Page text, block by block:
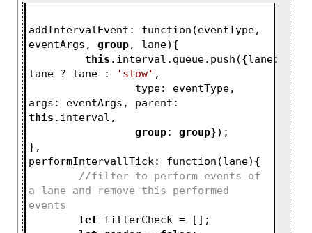
addIntervalEvent: function(eventType,
eventArgs, group, lane){
this .interval.queue.push({lane:
lane ? lane :
'slow' ,
this .interval,
group: group});
},
performIntervallTick: function(lane){
//filter to perform events of
a lane and remove this performed
events
let filterCheck = [];